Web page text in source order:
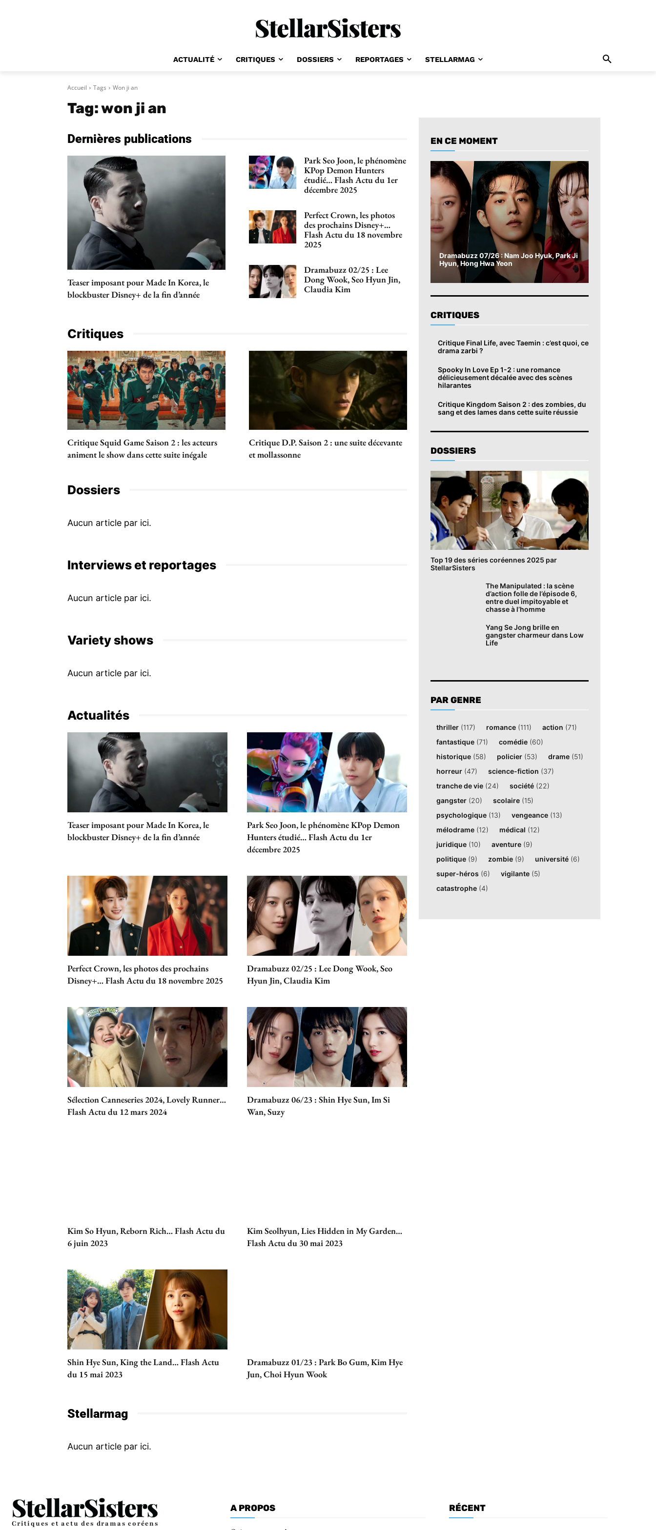
ACTUALITÉ CRITIQUES DOSSIERS REPORTAGES STELLARMAG
Accueil Tags Won ji an
Tag:won ji an
Dernières publications
Teaser imposant pour Made In Korea, le
blockbuster Disney+ de la fin d’année
Park Seo Joon, le phénomène
KPop Demon Hunters
étudié… Flash Actu du 1er
décembre 2025
Perfect Crown, les photos
des prochains Disney+…
Flash Actu du 18 novembre
2025
Dramabuzz 02/25 : Lee
Dong Wook, Seo Hyun Jin,
Claudia Kim
Critiques
Critique Squid Game Saison 2 : les acteurs
animent le show dans cette suite inégale
Critique D.P. Saison 2 : une suite décevante
et mollassonne
Dossiers
Interviews et reportages
Variety shows
Actualités
Teaser imposant pour Made In Korea, le
blockbuster Disney+ de la fin d’année
Park Seo Joon, le phénomène KPop Demon
Hunters étudié… Flash Actu du 1er
décembre 2025
Perfect Crown, les photos des prochains
Disney+… Flash Actu du 18 novembre 2025
Dramabuzz 02/25 : Lee Dong Wook, Seo
Hyun Jin, Claudia Kim
Sélection Canneseries 2024, Lovely Runner…
Flash Actu du 12 mars 2024
Dramabuzz 06/23 : Shin Hye Sun, Im Si
Wan, Suzy
Kim So Hyun, Reborn Rich… Flash Actu du
6 juin 2023
Kim Seolhyun, Lies Hidden in My Garden…
Flash Actu du 30 mai 2023
Shin Hye Sun, King the Land… Flash Actu
du 15 mai 2023
Dramabuzz 01/23 : Park Bo Gum, Kim Hye
Jun, Choi Hyun Wook
Stellarmag
EN CE MOMENT
Dramabuzz 07/26 : Nam Joo Hyuk, Park Ji
Hyun, Hong Hwa Yeon
CRITIQUES
Critique Final Life, avec Taemin : c’est quoi, ce
drama zarbi ?
Spooky In Love Ep 1-2 : une romance
délicieusement décalée avec des scènes
hilarantes
Critique Kingdom Saison 2 : des zombies, du
sang et des lames dans cette suite réussie
DOSSIERS
Top 19 des séries coréennes 2025 par
StellarSisters
The Manipulated : la scène
d’action folle de l’épisode 6,
entre duel impitoyable et
chasse à l’homme
Yang Se Jong brille en
gangster charmeur dans Low
Life
PAR GENRE
thriller (117) romance (111) action (71)
fantastique (71) comédie (60)
historique (58) policier (53) drame (51)
horreur (47) science-fiction (37)
tranche de vie (24) société (22)
gangster (20) scolaire (15)
psychologique (13) vengeance (13)
mélodrame (12) médical (12)
juridique (10) aventure (9)
politique (9) zombie (9) université (6)
super-héros (6) vigilante (5)
catastrophe (4)
Critiques et actu des dramas coréens
A PROPOS RÉCENT